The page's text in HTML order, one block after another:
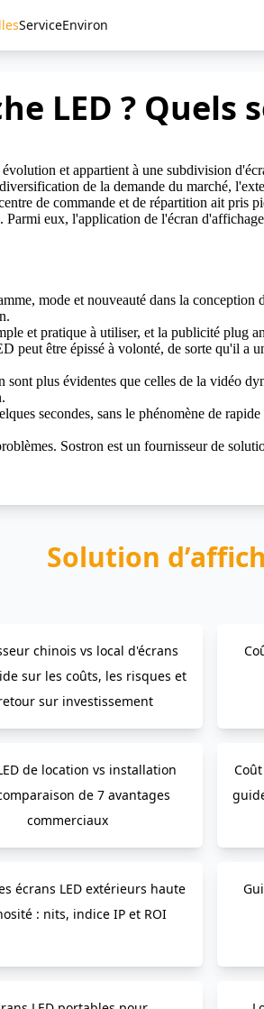
ServiceEnviron
LED ? Quels
et appartient à une subdivision
de la demande du marché,
de commande et de répartition ait pris
Parmi eux, l'application de l'écran
mode et nouveauté dans la
et pratique à utiliser, et la publicité
peut être épissé à volonté, de sorte qu'il a
plus évidentes que celles de la vidéo
secondes, sans le phénomène de
Sostron est un fournisseur de
Solution
chinois vs local d'écrans
sur les coûts, les risques et
sur investissement
de location vs installation
de 7 avantages
commerciaux
écrans LED extérieurs haute
: nits, indice IP et ROI